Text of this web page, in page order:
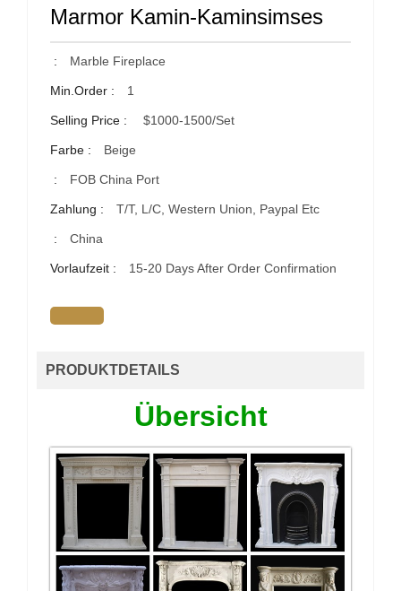
Marmor Kamin-Kaminsimses
: Marble Fireplace
Min.Order : 1
Selling Price : $1000-1500/set
Farbe : Beige
: FOB China Port
Zahlung : T/T, L/C, Western Union, Paypal Etc
: China
Vorlaufzeit : 15-20 Days After Order Confirmation
PRODUKTDETAILS
Übersicht